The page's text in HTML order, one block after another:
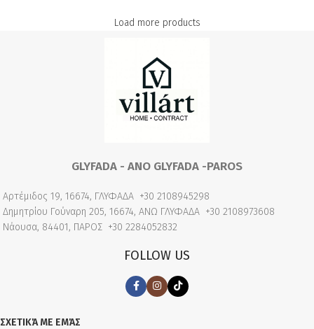
Load more products
GLYFADA - ANO GLYFADA -PAROS
Αρτέμιδος 19, 16674, ΓΛΥΦΑΔΑ +30 2108945298
Δημητρίου Γούναρη 205, 16674, ΑΝΩ ΓΛΥΦΑΔΑ +30 2108973608
Νάουσα, 84401, ΠΑΡΟΣ +30 2284052832
FOLLOW US
ΣΧΕΤΙΚΆ ΜΕ ΕΜΆΣ